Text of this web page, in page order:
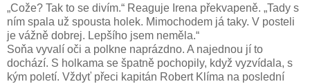
„Cože? Tak to se divím.“ Reaguje Irena překvapeně. „Tady s
ním spala už spousta holek. Mimochodem já taky. V posteli
je vážně dobrej. Lepšího jsem neměla.“
Soňa vyvalí oči a polkne naprázdno. A najednou jí to
dochází. S holkama se špatně pochopily, když vyzvídala, s
kým poletí. Vždyť přeci kapitán Robert Klíma na poslední